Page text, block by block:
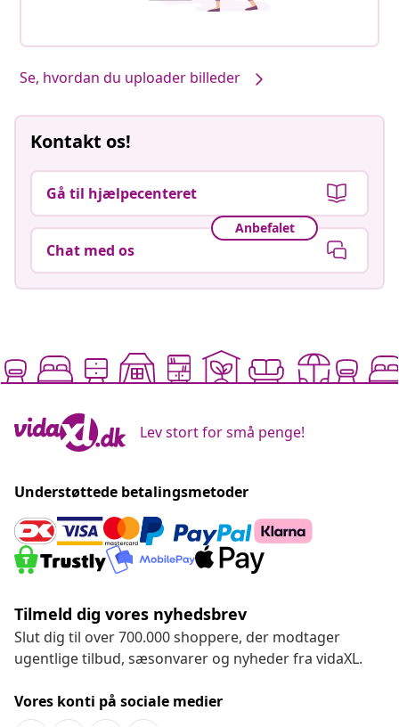
Se, hvordan du uploader billeder
Kontakt os!
Gå til hjælpecenteret
Anbefalet
Chat med os
Lev stort for små penge!
Understøttede betalingsmetoder
Tilmeld dig vores nyhedsbrev
Slut dig til over 700.000 shoppere, der modtager
ugentlige tilbud, sæsonvarer og nyheder fra vidaXL.
Vores konti på sociale medier